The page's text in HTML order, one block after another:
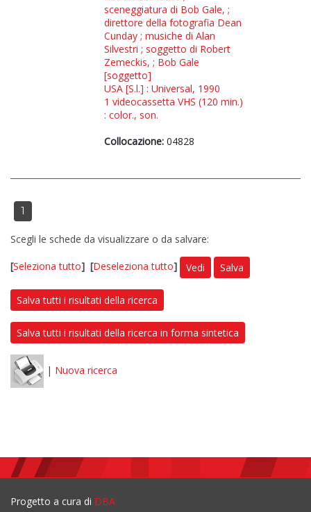
sceneggiatura di Bob Gale, ;
direttore della fotografia Dean
Cunday ; musiche di Alan
Silvestri ; soggetto di Robert
Zemeckis, ; Bob Gale
[soggetto]
USA [S.l.] : Universal, 1990
1 videocassetta VHS (120 min.)
: color., son.
Collocazione: 04828
1
Scegli le schede da visualizzare o da salvare:
[Seleziona tutto] [Deseleziona tutto] Vedi Salva
Salva tutti i risultati della ricerca
Salva tutti i risultati della ricerca in forma sintetica
| Nuova ricerca
Progetto a cura di DBA